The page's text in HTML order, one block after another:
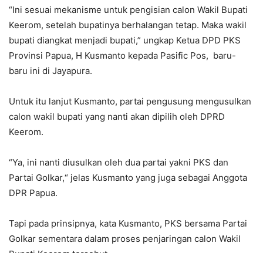
“Ini sesuai mekanisme untuk pengisian calon Wakil Bupati
Keerom, setelah bupatinya berhalangan tetap. Maka wakil
bupati diangkat menjadi bupati,” ungkap Ketua DPD PKS
Provinsi Papua, H Kusmanto kepada Pasific Pos, baru-
baru ini di Jayapura.
Untuk itu lanjut Kusmanto, partai pengusung mengusulkan
calon wakil bupati yang nanti akan dipilih oleh DPRD
Keerom.
“Ya, ini nanti diusulkan oleh dua partai yakni PKS dan
Partai Golkar,“ jelas Kusmanto yang juga sebagai Anggota
DPR Papua.
Tapi pada prinsipnya, kata Kusmanto, PKS bersama Partai
Golkar sementara dalam proses penjaringan calon Wakil